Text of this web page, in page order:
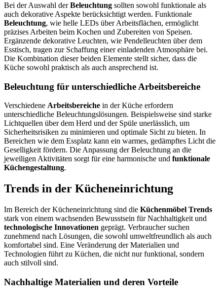
Bei der Auswahl derBeleuchtung sollten sowohl funktionale als
auch dekorative Aspekte berücksichtigt werden. Funktionale
Beleuchtung, wie helle LEDs über Arbeitsflächen, ermöglicht
präzises Arbeiten beim Kochen und Zubereiten von Speisen.
Ergänzende dekorative Leuchten, wie Pendelleuchten über dem
Esstisch, tragen zur Schaffung einer einladenden Atmosphäre bei.
Die Kombination dieser beiden Elemente stellt sicher, dass die
Küche sowohl praktisch als auch ansprechend ist.
Beleuchtung für unterschiedliche Arbeitsbereiche
Verschiedene Arbeitsbereiche in der Küche erfordern
unterschiedliche Beleuchtungslösungen. Beispielsweise sind starke
Lichtquellen über dem Herd und der Spüle unerlässlich, um
Sicherheitsrisiken zu minimieren und optimale Sicht zu bieten. In
Bereichen wie dem Essplatz kann ein warmes, gedämpftes Licht die
Geselligkeit fördern. Die Anpassung der Beleuchtung an die
jeweiligen Aktivitäten sorgt für eine harmonische und funktionale
Küchengestaltung.
Trends in der Kücheneinrichtung
Im Bereich der Kücheneinrichtung sind die Küchenmöbel Trends
stark von einem wachsenden Bewusstsein für Nachhaltigkeit und
technologische Innovationen geprägt. Verbraucher suchen
zunehmend nach Lösungen, die sowohl umweltfreundlich als auch
komfortabel sind. Eine Veränderung der Materialien und
Technologien führt zu Küchen, die nicht nur funktional, sondern
auch stilvoll sind.
Nachhaltige Materialien und deren Vorteile